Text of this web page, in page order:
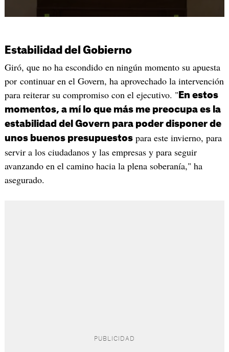
Estabilidad del Gobierno
Giró, que no ha escondido en ningún momento su apuesta
por continuar en el Govern, ha aprovechado la intervención
para reiterar su compromiso con el ejecutivo. " En estos
momentos, a mí lo que más me preocupa es la
estabilidad del Govern para poder disponer de
unos buenos presupuestospara este invierno, para
servir a los ciudadanos y las empresas y para seguir
avanzando en el camino hacia la plena soberanía," ha
asegurado.